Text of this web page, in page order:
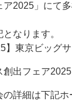
ア2025」にて
なります。
】東京ビッグ
創出フェア
詳細は下記ホ